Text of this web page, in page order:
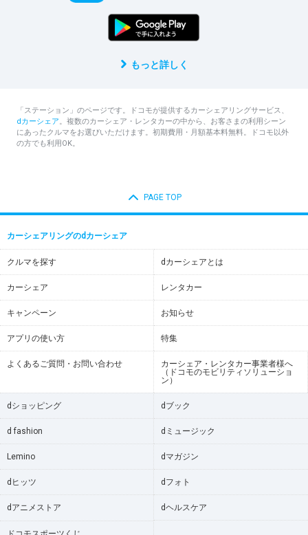
もっと詳しく
「ステーション」のページです。ドコモが提供するカーシェアリングサービス、
dカーシェア。複数のカーシェア・レンタカーの中から、お客さまの利用シーン
にあったクルマをお選びいただけます。初期費用・月額基本料無料。ドコモ以外
の方でも利用OK。
PAGE TOP
カーシェアリングのdカーシェア
クルマを探す dカーシェアとは
カーシェア レンタカー
キャンペーン お知らせ
アプリの使い方 特集
よくあるご質問・お問い合わせ
カーシェア・レンタカー事業者様へ
（ドコモのモビリティソリューショ
ン）
dショッピング dブック
d fashion dミュージック
Lemino dマガジン
dヒッツ dフォト
dアニメストア dヘルスケア